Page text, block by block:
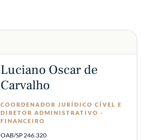
Luciano Oscar de
Carvalho
COORDENADOR JURÍDICO CÍVEL E
DIRETOR ADMINISTRATIVO -
FINANCEIRO
OAB/SP 246.320